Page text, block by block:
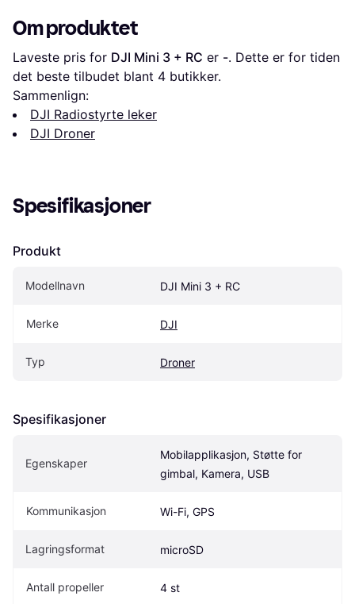
Om produktet
Laveste pris for DJI Mini 3 + RC er -. Dette er for tiden
det beste tilbudet blant 4 butikker.
Sammenlign:
DJI Radiostyrte leker
DJI Droner
Spesifikasjoner
Produkt
Modellnavn DJI Mini 3 + RC
Merke DJI
Typ Droner
Spesifikasjoner
Egenskaper
Mobilapplikasjon, Støtte for
gimbal, Kamera, USB
Kommunikasjon Wi-Fi, GPS
Lagringsformat microSD
Antall propeller 4 st